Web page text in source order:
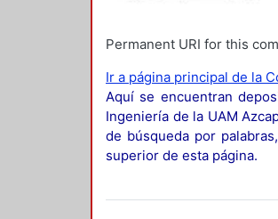
Permanent URI for this
Ir a página principal de la
Aquí se encuentran
Ingeniería de la UAM
de búsqueda por
superior de esta página.